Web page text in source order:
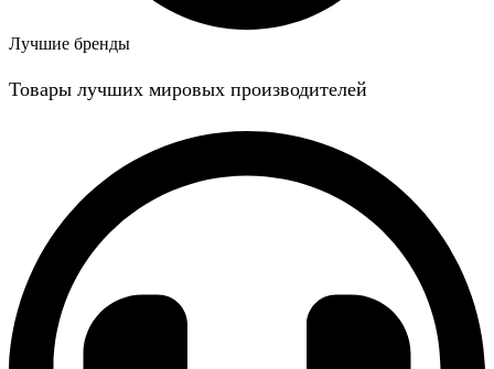
Лучшие бренды
Товары лучших мировых производителей